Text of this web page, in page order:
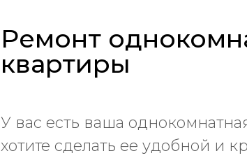
Ремонт
квартиры
У вас есть ваша
хотите сделать ее удобной и